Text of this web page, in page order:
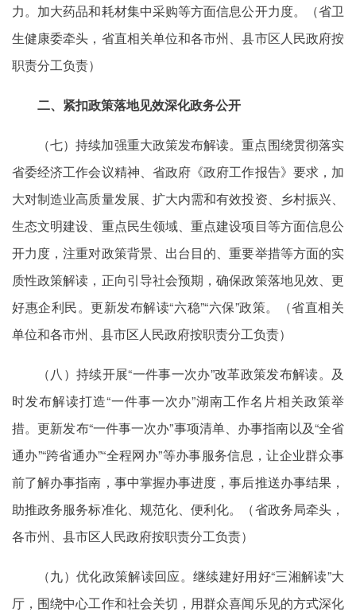
力。加大药品和耗材集中采购等方面信息公开力度。（省卫
生健康委牵头，省直相关单位和各市州、县市区人民政府按
职责分工负责）
二、紧扣政策落地见效深化政务公开
（七）持续加强重大政策发布解读。重点围绕贯彻落实
省委经济工作会议精神、省政府《政府工作报告》要求，加
大对制造业高质量发展、扩大内需和有效投资、乡村振兴、
生态文明建设、重点民生领域、重点建设项目等方面信息公
开力度，注重对政策背景、出台目的、重要举措等方面的实
质性政策解读，正向引导社会预期，确保政策落地见效、更
好惠企利民。更新发布解读“六稳”“六保”政策。（省直相关
单位和各市州、县市区人民政府按职责分工负责）
（八）持续开展“一件事一次办”改革政策发布解读。及
时发布解读打造“一件事一次办”湖南工作名片相关政策举
措。更新发布“一件事一次办”事项清单、办事指南以及“全省
通办”“跨省通办”“全程网办”等办事服务信息，让企业群众事
前了解办事指南，事中掌握办事进度，事后推送办事结果，
助推政务服务标准化、规范化、便利化。（省政务局牵头，
各市州、县市区人民政府按职责分工负责）
（九）优化政策解读回应。继续建好用好“三湘解读”大
厅，围绕中心工作和社会关切，用群众喜闻乐见的方式深化